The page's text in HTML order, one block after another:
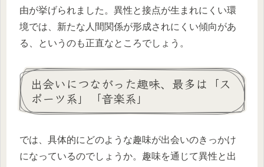
由が挙げられました。異性と接点が生まれにくい環
境では、新たな人間関係が形成されにくい傾向があ
る、というのも正直なところでしょう。
出会いにつながった趣味、最多は「ス
ポーツ系」「音楽系」
では、具体的にどのような趣味が出会いのきっかけ
になっているのでしょうか。趣味を通じて異性と出